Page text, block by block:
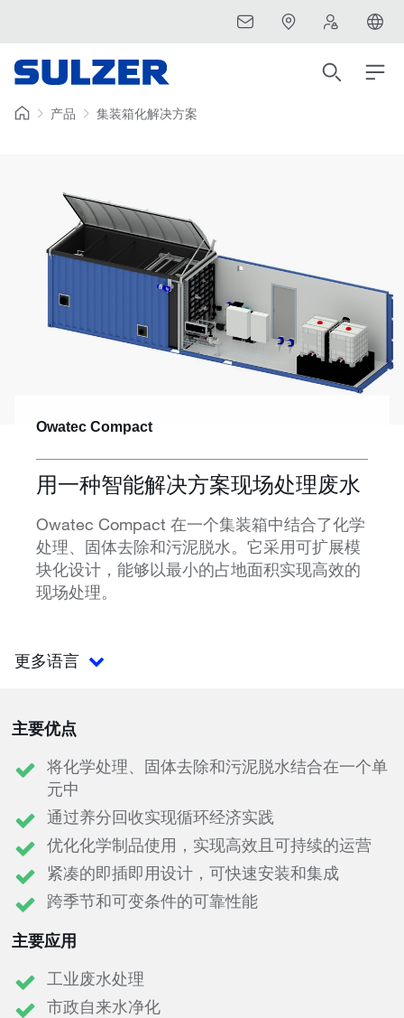
产品 集装箱化解决方案
Owatec Compact
用一种智能解决方案现场处理废水
Owatec Compact 在一个集装箱中结合了化学
处理、固体去除和污泥脱水。它采用可扩展模
块化设计，能够以最小的占地面积实现高效的
现场处理。
更多语言
主要优点
将化学处理、固体去除和污泥脱水结合在一个单
元中
通过养分回收实现循环经济实践
优化化学制品使用，实现高效且可持续的运营
紧凑的即插即用设计，可快速安装和集成
跨季节和可变条件的可靠性能
主要应用
工业废水处理
市政自来水净化